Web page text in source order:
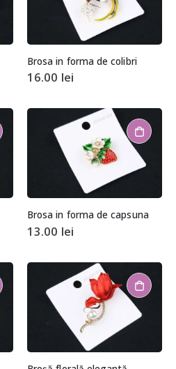
Brosa in forma de colibri
16.00 lei
Brosa in forma de capsuna
13.00 lei